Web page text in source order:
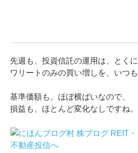
先週も、投資信託の運用は、とく
ワリートのみの買い増しを、いつ
基準価額も、ほぼ横ばいなので、
損益も、ほとんど変化なしですね。